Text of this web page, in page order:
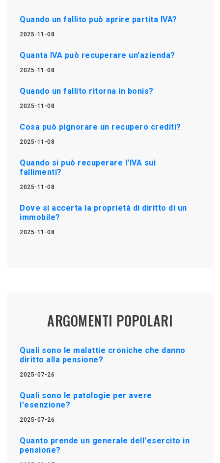
Quando un fallito può aprire partita IVA?
2025-11-08
Quanta IVA può recuperare un'azienda?
2025-11-08
Quando un fallito ritorna in bonis?
2025-11-08
Cosa può pignorare un recupero crediti?
2025-11-08
Quando si può recuperare l'IVA sui
fallimenti?
2025-11-08
Dove si accerta la proprietà di diritto di un
immobile?
2025-11-08
ARGOMENTI POPOLARI
Quali sono le malattie croniche che danno
diritto alla pensione?
2025-07-26
Quali sono le patologie per avere
l'esenzione?
2025-07-26
Quanto prende un generale dell'esercito in
pensione?